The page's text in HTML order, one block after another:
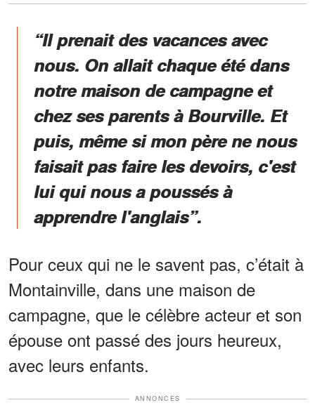
“Il prenait des vacances avec
nous. On allait chaque été dans
notre maison de campagne et
chez ses parents à Bourville. Et
puis, même si mon père ne nous
faisait pas faire les devoirs, c'est
lui qui nous a poussés à
apprendre l'anglais”.
Pour ceux qui ne le savent pas, c’était à
Montainville, dans une maison de
campagne, que le célèbre acteur et son
épouse ont passé des jours heureux,
avec leurs enfants.
ANNONCES